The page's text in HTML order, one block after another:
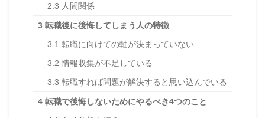
2.3 人間関係
3 転職後に後悔してしまう人の特徴
3.1 転職に向けての軸が決まっていない
3.2 情報収集が不足している
3.3 転職すれば問題が解決すると思い込んでいる
4 転職で後悔しないためにやるべき4つのこと